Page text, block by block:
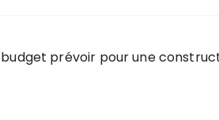
prévoir pour une